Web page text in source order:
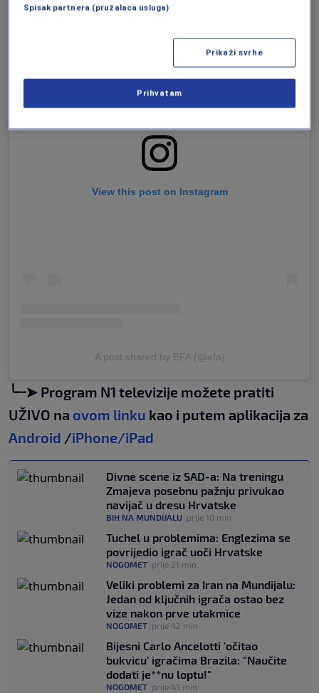
View this post on Instagram
A post shared by EFA (@efa)
╰┈➤ Program N1 televizije možete pratiti
UŽIVO na ovom linku kao i putem aplikacija za
Android /iPhone/iPad
Divne scene iz SAD-a: Na treningu
Zmajeva posebnu pažnju privukao
navijač u dresu Hrvatske
BIH NA MUNDIJALU prije 10 min.
Tuchel u problemima: Englezima se
povrijedio igrač uoči Hrvatske
NOGOMET prije 21 min.
Veliki problemi za Iran na Mundijalu:
Jedan od ključnih igrača ostao bez
vize nakon prve utakmice
NOGOMET prije 42 min.
Bijesni Carlo Ancelotti 'očitao
bukvicu' igračima Brazila: "Naučite
dodati je**nu loptu!"
NOGOMET prije 45 min.
Spisak partnera (pružalaca usluga)
Prikaži svrhe
Prihvatam